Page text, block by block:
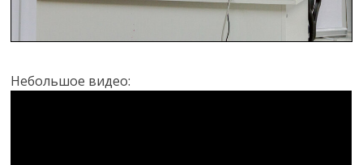
Небольшое видео: